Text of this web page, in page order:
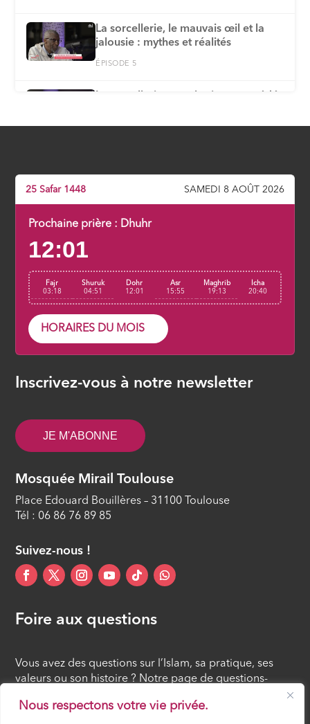
Nous respectons votre vie privée.
La sorcellerie, le mauvais œil et la
jalousie : mythes et réalités
ÉPISODE 5
prévention et traitements [Partie 1]
Sorcellerie et mauvais œil :
25 Safar 1448 SAMEDI 8 AOÛT 2026
Prochaine prière : Dhuhr
12:01
Fajr
03:18
Shuruk
04:51
Dohr
12:01
Asr
15:55
Maghrib
19:13
Icha
20:40
HORAIRES DU MOIS
Inscrivez-vous à notre newsletter
JE M'ABONNE
Mosquée Mirail Toulouse
Place Edouard Bouillères – 31100 Toulouse
Tél : 06 86 76 89 85
Suivez-nous !
Foire aux questions
Vous avez des questions sur l’Islam, sa pratique, ses
valeurs ou son histoire ? Notre page de questions-
réponses rassemble des réponses claires et accessibles
à tous, croyants ou simples curieux.